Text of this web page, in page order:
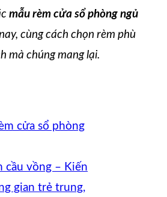
mẫu rèm cửa sổ phòng ngủ
cùng cách chọn rèm phù
mà chúng mang lại.
cửa sổ phòng
cầu vồng – Kiến
gian trẻ trung,